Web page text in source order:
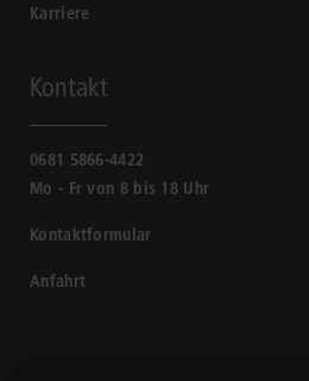
Karriere
Kontakt
0681 5866-4422
Mo - Fr von 8 bis 18 Uhr
Kontaktformular
Anfahrt